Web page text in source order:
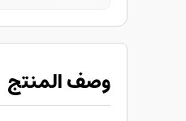
وصف المنتج